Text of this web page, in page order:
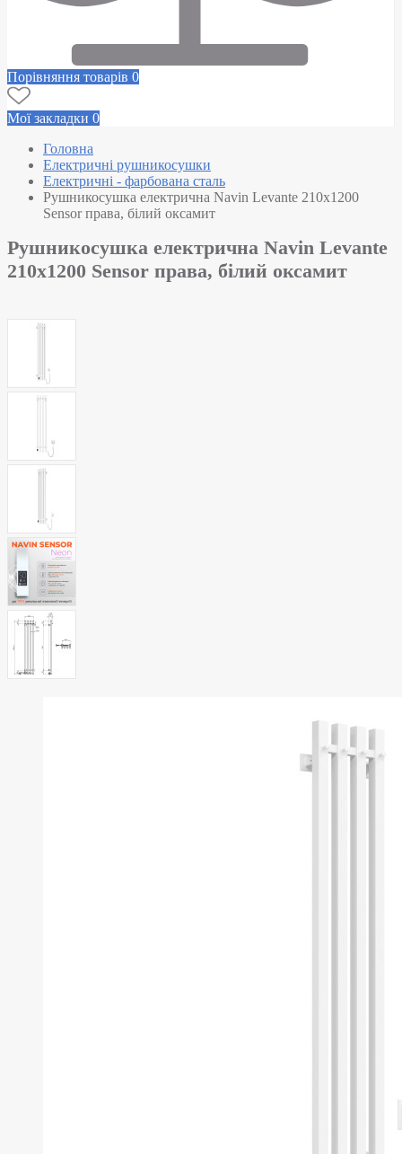
Порівняння товарів 0
Мої закладки 0
Головна
Електричні рушникосушки
Електричні - фарбована сталь
Рушникосушка електрична Navin Levante 210х1200
Sensor права, білий оксамит
Рушникосушка електрична Navin Levante
210х1200 Sensor права, білий оксамит